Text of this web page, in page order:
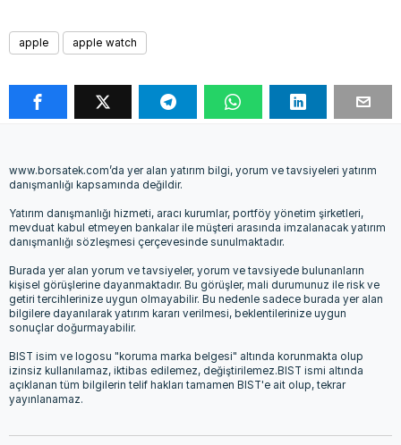
apple apple watch
www.borsatek.com’da yer alan yatırım bilgi, yorum ve tavsiyeleri yatırım
danışmanlığı kapsamında değildir.
Yatırım danışmanlığı hizmeti, aracı kurumlar, portföy yönetim şirketleri,
mevduat kabul etmeyen bankalar ile müşteri arasında imzalanacak yatırım
danışmanlığı sözleşmesi çerçevesinde sunulmaktadır.
Burada yer alan yorum ve tavsiyeler, yorum ve tavsiyede bulunanların
kişisel görüşlerine dayanmaktadır. Bu görüşler, mali durumunuz ile risk ve
getiri tercihlerinize uygun olmayabilir. Bu nedenle sadece burada yer alan
bilgilere dayanılarak yatırım kararı verilmesi, beklentilerinize uygun
sonuçlar doğurmayabilir.
BIST isim ve logosu "koruma marka belgesi" altında korunmakta olup
izinsiz kullanılamaz, iktibas edilemez, değiştirilemez.BIST ismi altında
açıklanan tüm bilgilerin telif hakları tamamen BIST'e ait olup, tekrar
yayınlanamaz.